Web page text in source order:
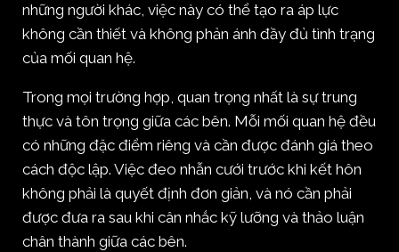
những người khác, việc này có thể tạo ra áp lực
không cần thiết và không phản ánh đầy đủ tình trạng
của mối quan hệ.
Trong mọi trường hợp, quan trọng nhất là sự trung
thực và tôn trọng giữa các bên. Mỗi mối quan hệ đều
có những đặc điểm riêng và cần được đánh giá theo
cách độc lập. Việc đeo nhẫn cưới trước khi kết hôn
không phải là quyết định đơn giản, và nó cần phải
được đưa ra sau khi cân nhắc kỹ lưỡng và thảo luận
chân thành giữa các bên.